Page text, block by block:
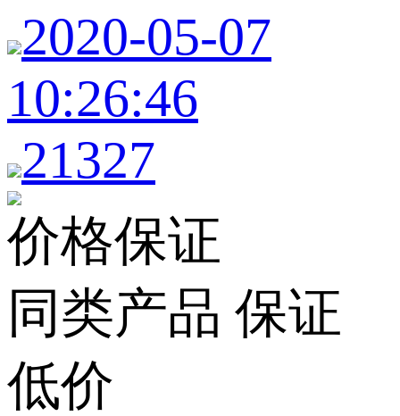
2020-05-07
10:26:46
21327
价格保证
同类产品 保证
低价